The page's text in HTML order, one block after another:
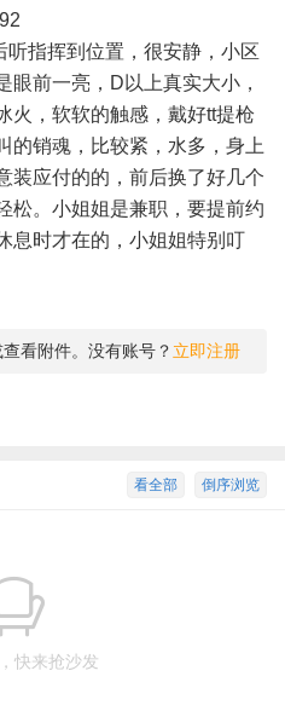
指挥到位置，很安静，小区
眼前一亮，D以上真实大小，
火，软软的触感，戴好tt提枪
的销魂，比较紧，水多，身上
装应付的的，前后换了好几个
松。小姐姐是兼职，要提前约
息时才在的，小姐姐特别叮
看附件。没有账号？ 立即注册
倒序浏览
看全部
快来抢沙发